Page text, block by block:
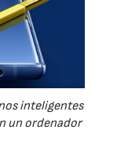
inteligentes
un ordenador